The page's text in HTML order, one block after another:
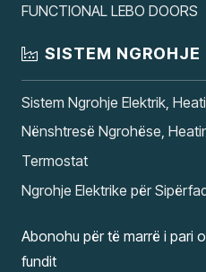
FUNCTIONAL LEBO DOORS
SISTEM NGROHJE
Sistem Ngrohje Elektrik,
Nënshtresë Ngrohëse,
Termostat
Ngrohje Elektrike për
Abonohu për të marrë i pari
fundit